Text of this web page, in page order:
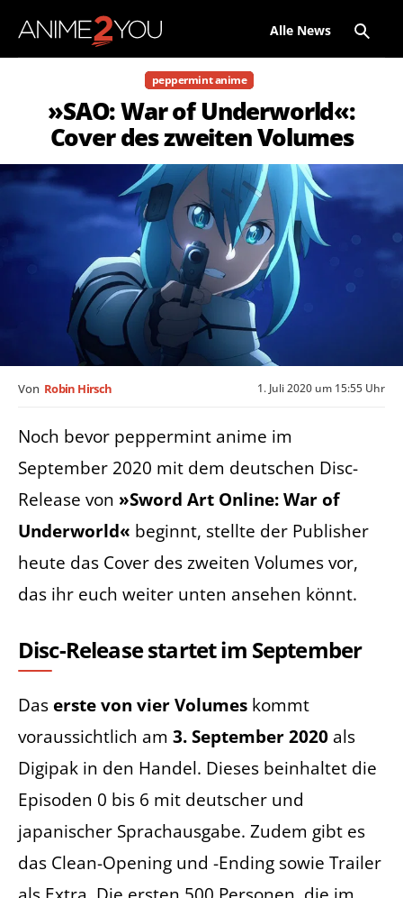
Alle News
peppermint anime
»SAO: War of Underworld«:
Cover des zweiten Volumes
1. Juli 2020 um 15:55 Uhr
Von Robin Hirsch
Noch bevor peppermint anime im
September 2020 mit dem deutschen Disc-
Release von »Sword Art Online: War of
Underworld« beginnt, stellte der Publisher
heute das Cover des zweiten Volumes vor,
das ihr euch weiter unten ansehen könnt.
Disc-Release startet im September
Das erste von vier Volumes kommt
voraussichtlich am 3. September 2020 als
Digipak in den Handel. Dieses beinhaltet die
Episoden 0 bis 6 mit deutscher und
japanischer Sprachausgabe. Zudem gibt es
das Clean-Opening und -Ending sowie Trailer